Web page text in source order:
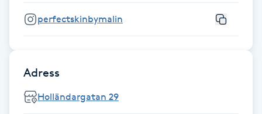
IPL hårborttagning
IR-massage
Japansk massage
perfectskinbymalin
Adress
Holländargatan 29